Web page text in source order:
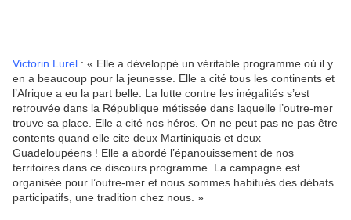
Victorin Lurel : « Elle a développé un véritable programme où il y
en a beaucoup pour la jeunesse. Elle a cité tous les continents et
l’Afrique a eu la part belle. La lutte contre les inégalités s’est
retrouvée dans la République métissée dans laquelle l’outre-mer
trouve sa place. Elle a cité nos héros. On ne peut pas ne pas être
contents quand elle cite deux Martiniquais et deux
Guadeloupéens ! Elle a abordé l’épanouissement de nos
territoires dans ce discours programme. La campagne est
organisée pour l’outre-mer et nous sommes habitués des débats
participatifs, une tradition chez nous. »